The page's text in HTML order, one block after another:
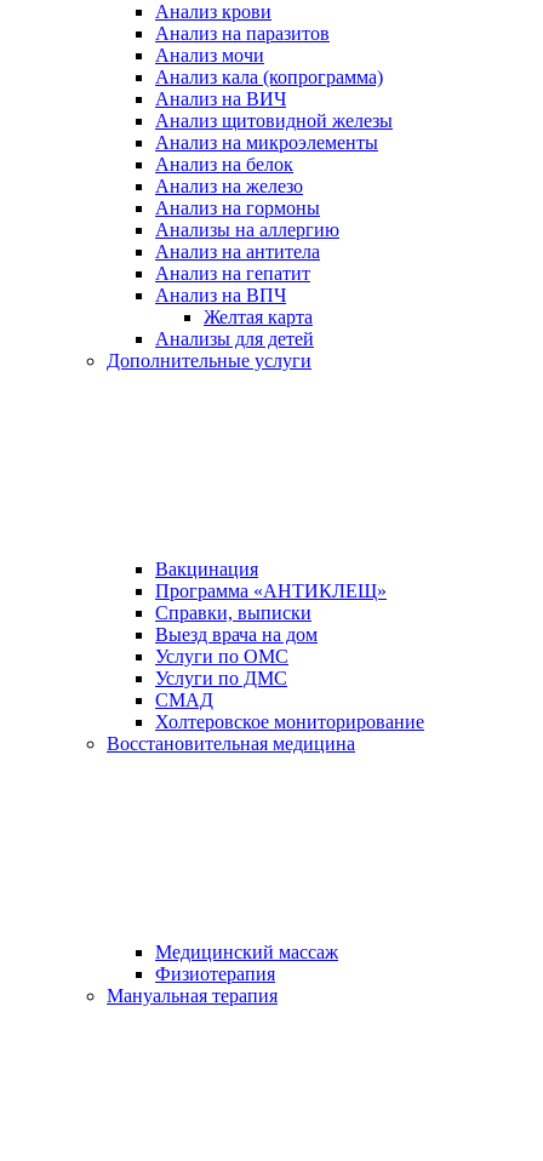
Анализ крови
Анализ на паразитов
Анализ мочи
Анализ кала (копрограмма)
Анализ на ВИЧ
Анализ щитовидной железы
Анализ на микроэлементы
Анализ на белок
Анализ на железо
Анализ на гормоны
Анализы на аллергию
Анализ на антитела
Анализ на гепатит
Анализ на ВПЧ
Желтая карта
Анализы для детей
Дополнительные услуги
Вакцинация
Программа «АНТИКЛЕЩ»
Справки, выписки
Выезд врача на дом
Услуги по ОМС
Услуги по ДМС
СМАД
Холтеровское мониторирование
Восстановительная медицина
Медицинский массаж
Физиотерапия
Мануальная терапия